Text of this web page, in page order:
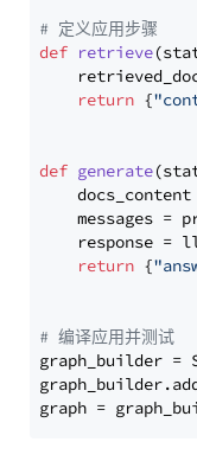
# 定义应用步骤
def retrieve(
return {
def generate(
docs_content
messages =
response =
return {
# 编译应用并测试
graph_builder =
graph =